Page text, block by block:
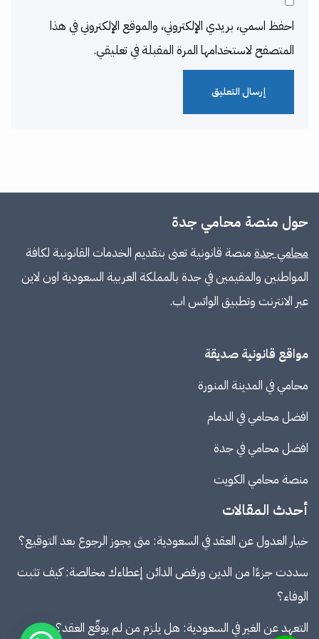
احفظ اسمي، بريدي الإلكتروني، والموقع الإلكتروني في هذا
المتصفح لاستخدامها المرة المقبلة في تعليقي.
حول منصة محامي جدة
محامي جدة منصة قانونية تعنى بتقديم الخدمات القانونية لكافة
المواطنين والمقيمين في جدة بالمملكة العربية السعودية اون لاين
عبر الانترنت وتطبيق الواتس اب.
مواقع قانونية صديقة
محامي في المدينة المنورة
افضل محامي في الدمام
افضل محامي في جدة
منصة محامي الكويت
أحدث المقالات
خيار العدول عن العقد في السعودية: متى يجوز الرجوع بعد التوقيع؟
سددت جزءًا من الدين ورفض الدائن إعطاءك مخالصة: كيف تثبت
الوفاء؟
التعهد عن الغير في السعودية: هل يلزم من لم يوقّع العقد؟